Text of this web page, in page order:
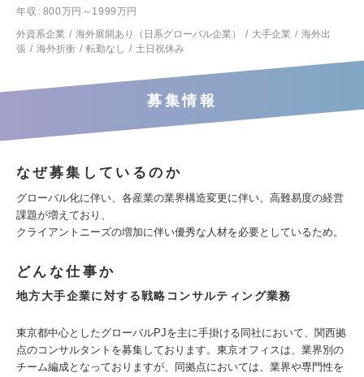
年収
800万円～1999万円
外資系企業
海外展開あり（日系グローバル企業） 大手企業
海外出
張
海外折衝 転勤なし 土日祝休み
募集情報
なぜ募集しているのか
グローバル化に伴い、各産業の業界構造変更に伴い、高難易度の経営
課題が増えており、
クライアントニーズの増加に伴い優秀な人材を必要としているため。
どんな仕事か
地方大手企業に対する戦略コンサルティング業務
東京都中心としたグローバルPJを主に手掛ける同社において、関西拠
点のコンサルタントを募集しております。東京オフィスは、業界別の
チーム編成となっておりますが、同拠点においては、業界や専門性を